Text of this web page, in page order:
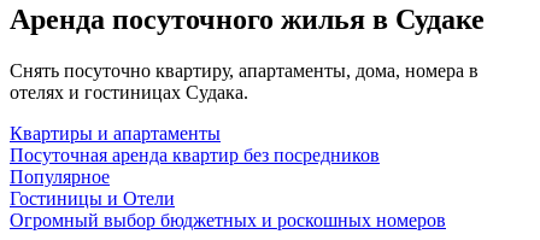
Аренда посуточного жилья в Судаке
Снять посуточно квартиру, апартаменты, дома, номера в
отелях и гостиницах Судака.
Квартиры и апартаменты
Посуточная аренда квартир без посредников
Популярное
Гостиницы и Отели
Огромный выбор бюджетных и роскошных номеров